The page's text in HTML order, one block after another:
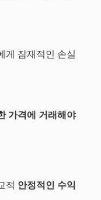
게 잠재적인 손실
가격에 거래해야
적 안정적인 수익